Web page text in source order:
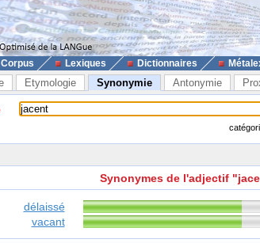
Corpus Lexiques Dictionnaires
Etymologie Synonymie Antonymie
Synonymes de l'adjectif
délaissé
vacant